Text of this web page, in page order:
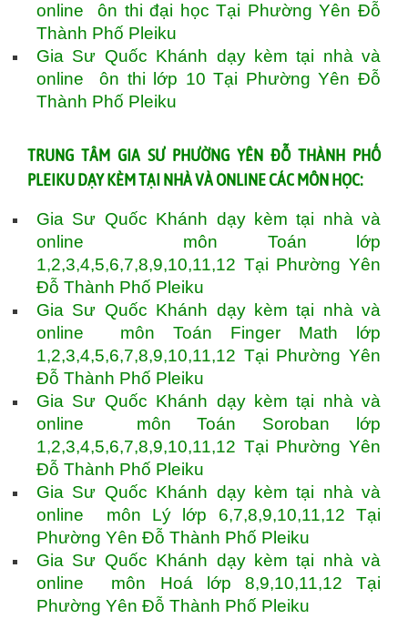
online ôn thi đại học Tại Phường Yên Đỗ
Thành Phố Pleiku
Gia Sư Quốc Khánh dạy kèm tại nhà và
online ôn thi lớp 10 Tại Phường Yên Đỗ
Thành Phố Pleiku
TRUNG TÂM GIA SƯ PHƯỜNG YÊN ĐỖ THÀNH PHỐ
PLEIKU DẠY KÈM TẠI NHÀ VÀ ONLINE CÁC MÔN HỌC:
Gia Sư Quốc Khánh dạy kèm tại nhà và
online môn Toán lớp
1,2,3,4,5,6,7,8,9,10,11,12 Tại Phường Yên
Đỗ Thành Phố Pleiku
Gia Sư Quốc Khánh dạy kèm tại nhà và
online môn Toán Finger Math lớp
1,2,3,4,5,6,7,8,9,10,11,12 Tại Phường Yên
Đỗ Thành Phố Pleiku
Gia Sư Quốc Khánh dạy kèm tại nhà và
online môn Toán Soroban lớp
1,2,3,4,5,6,7,8,9,10,11,12 Tại Phường Yên
Đỗ Thành Phố Pleiku
Gia Sư Quốc Khánh dạy kèm tại nhà và
online môn Lý lớp 6,7,8,9,10,11,12 Tại
Phường Yên Đỗ Thành Phố Pleiku
Gia Sư Quốc Khánh dạy kèm tại nhà và
online môn Hoá lớp 8,9,10,11,12 Tại
Phường Yên Đỗ Thành Phố Pleiku